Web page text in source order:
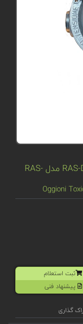
دتکتور گاز فیکس سمی اوجیونی RAS-DY مدل RAS-
Oggioni
ثبت استعلام
پیشنهاد فنی
گذاری